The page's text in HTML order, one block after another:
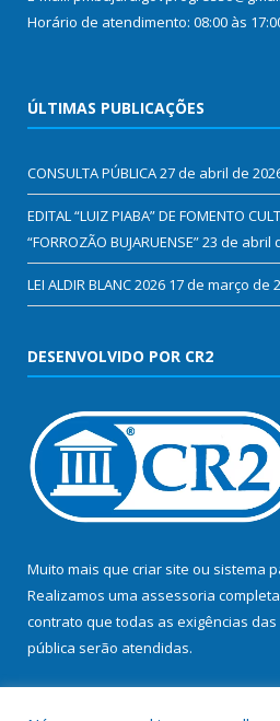
Horário de atendimento: 08:00 às
ÚLTIMAS PUBLICAÇÕES
CONSULTA PÚBLICA27 de abril de
EDITAL “LUIZ PIABA” DE FOMENTO
“FORROZÃO BUJARUENSE”23 de abril
LEI ALDIR BLANC 2026 17 de março de
DESENVOLVIDO POR CR2
Muito mais que criar site ou sistema
Realizamos uma assessoria
contrato que todas as exigências das
pública serão atendidas.